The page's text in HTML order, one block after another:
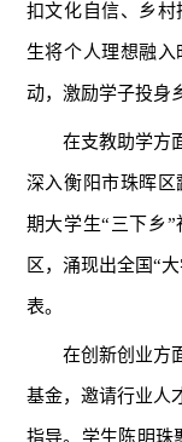
扣文化自信、乡
生将个人理想融
动，激励学子投身
在支教助学方
深入衡阳市珠晖
期大学生“三下乡
区，涌现出全国“
表。
在创新创业方
基金，邀请行业人
指导。学生陈明珠